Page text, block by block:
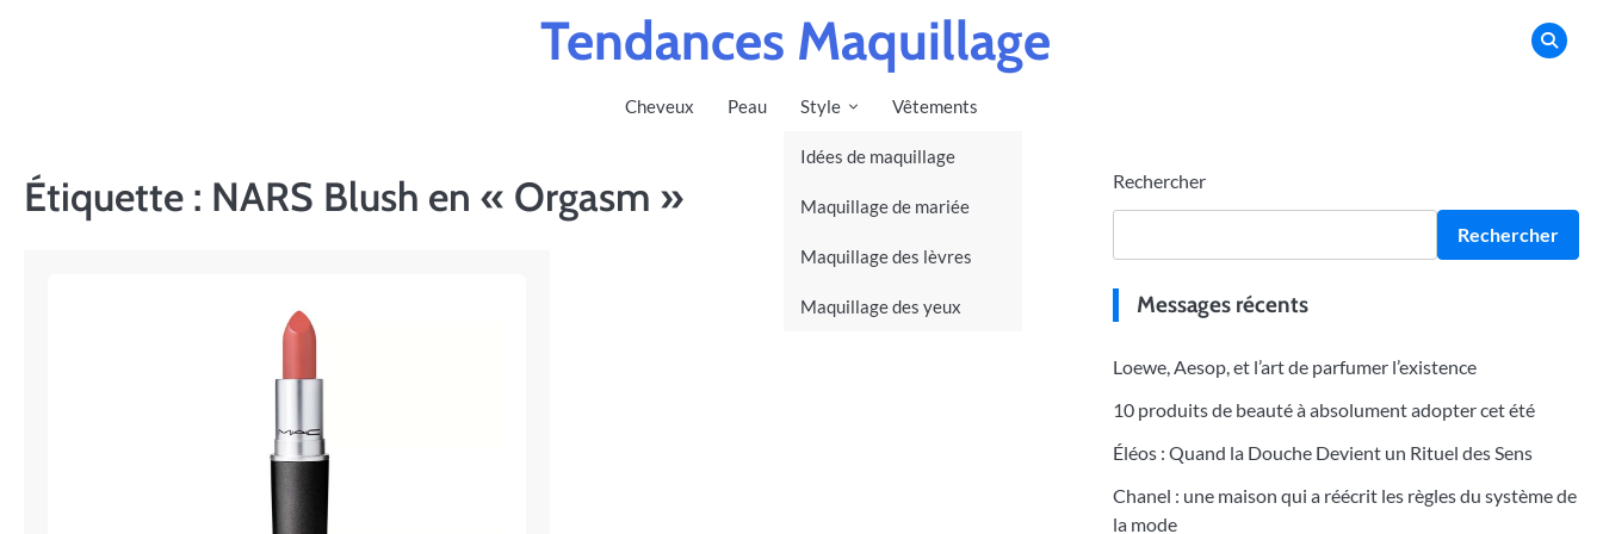
Tendances Maquillage
Cheveux Peau Style
Idées de maquillage
Maquillage de mariée
Maquillage des lèvres
Maquillage des yeux
Vêtements
Étiquette : NARS Blush en « Orgasm » Rechercher
Rechercher
Messages récents
Loewe, Aesop, et l’art de parfumer l’existence
10 produits de beauté à absolument adopter cet été
Éléos : Quand la Douche Devient un Rituel des Sens
Chanel : une maison qui a réécrit les règles du système de
la mode